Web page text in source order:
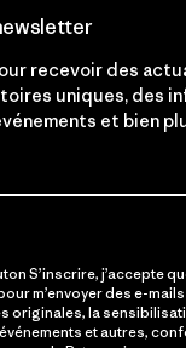
recevoir des
uniques, des
et bien
S’inscrire, j’accepte
m’envoyer des e-
originales, la
et autres,